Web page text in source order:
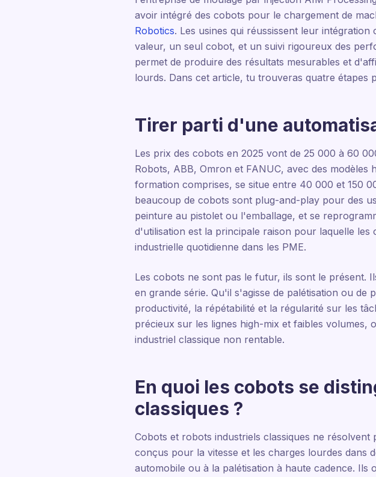
avoir intégré des cobots pour le chargement de
Robotics. Les usines qui réussissent leur
valeur, un seul cobot, et un suivi rigoureux des
permet de produire des résultats mesurables et
lourds. Dans cet article, tu trouveras quatre étapes
Tirer parti d'une
Les prix des cobots en 2025 vont de 25 000 à 60
Robots, ABB, Omron et FANUC, avec des
formation comprises, se situe entre 40 000 et 150
beaucoup de cobots sont plug-and-play pour des
peinture au pistolet ou l'emballage, et se
d'utilisation est la principale raison pour laquelle
industrielle quotidienne dans les PME.
Les cobots ne sont pas le futur, ils sont le présent.
en grande série. Qu'il s'agisse de palétisation ou
productivité, la répétabilité et la régularité sur les
précieux sur les lignes high-mix et faibles
industriel classique non rentable.
En quoi les cobots se
classiques ?
Cobots et robots industriels classiques ne
conçus pour la vitesse et les charges lourdes dans
automobile ou à la palétisation à haute cadence.